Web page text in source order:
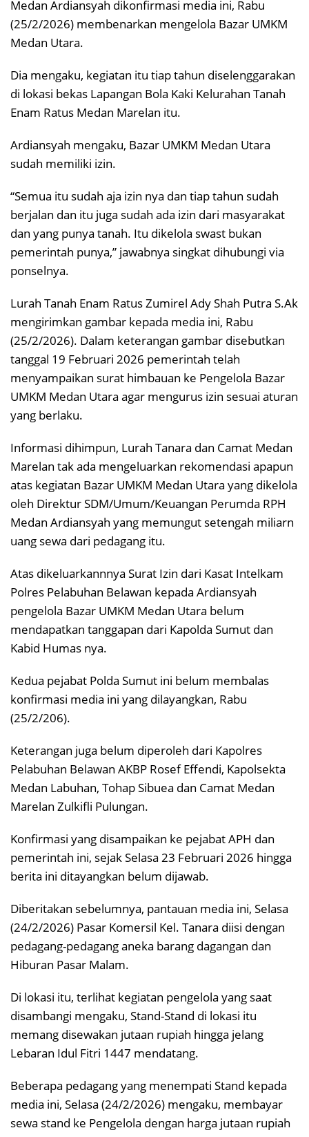
Medan Ardiansyah dikonfirmasi media ini, Rabu
(25/2/2026) membenarkan mengelola Bazar UMKM
Medan Utara.
Dia mengaku, kegiatan itu tiap tahun diselenggarakan
di lokasi bekas Lapangan Bola Kaki Kelurahan Tanah
Enam Ratus Medan Marelan itu.
Ardiansyah mengaku, Bazar UMKM Medan Utara
sudah memiliki izin.
“Semua itu sudah aja izin nya dan tiap tahun sudah
berjalan dan itu juga sudah ada izin dari masyarakat
dan yang punya tanah. Itu dikelola swast bukan
pemerintah punya,” jawabnya singkat dihubungi via
ponselnya.
Lurah Tanah Enam Ratus Zumirel Ady Shah Putra S.Ak
mengirimkan gambar kepada media ini, Rabu
(25/2/2026). Dalam keterangan gambar disebutkan
tanggal 19 Februari 2026 pemerintah telah
menyampaikan surat himbauan ke Pengelola Bazar
UMKM Medan Utara agar mengurus izin sesuai aturan
yang berlaku.
Informasi dihimpun, Lurah Tanara dan Camat Medan
Marelan tak ada mengeluarkan rekomendasi apapun
atas kegiatan Bazar UMKM Medan Utara yang dikelola
oleh Direktur SDM/Umum/Keuangan Perumda RPH
Medan Ardiansyah yang memungut setengah miliarn
uang sewa dari pedagang itu.
Atas dikeluarkannnya Surat Izin dari Kasat Intelkam
Polres Pelabuhan Belawan kepada Ardiansyah
pengelola Bazar UMKM Medan Utara belum
mendapatkan tanggapan dari Kapolda Sumut dan
Kabid Humas nya.
Kedua pejabat Polda Sumut ini belum membalas
konfirmasi media ini yang dilayangkan, Rabu
(25/2/206).
Keterangan juga belum diperoleh dari Kapolres
Pelabuhan Belawan AKBP Rosef Effendi, Kapolsekta
Medan Labuhan, Tohap Sibuea dan Camat Medan
Marelan Zulkifli Pulungan.
Konfirmasi yang disampaikan ke pejabat APH dan
pemerintah ini, sejak Selasa 23 Februari 2026 hingga
berita ini ditayangkan belum dijawab.
Diberitakan sebelumnya, pantauan media ini, Selasa
(24/2/2026) Pasar Komersil Kel. Tanara diisi dengan
pedagang-pedagang aneka barang dagangan dan
Hiburan Pasar Malam.
Di lokasi itu, terlihat kegiatan pengelola yang saat
disambangi mengaku, Stand-Stand di lokasi itu
memang disewakan jutaan rupiah hingga jelang
Lebaran Idul Fitri 1447 mendatang.
Beberapa pedagang yang menempati Stand kepada
media ini, Selasa (24/2/2026) mengaku, membayar
sewa stand ke Pengelola dengan harga jutaan rupiah